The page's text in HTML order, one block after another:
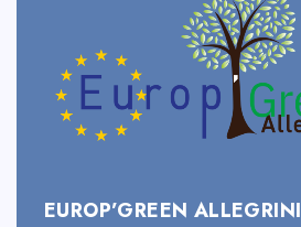
EUROP’GREEN ALLEGRINI